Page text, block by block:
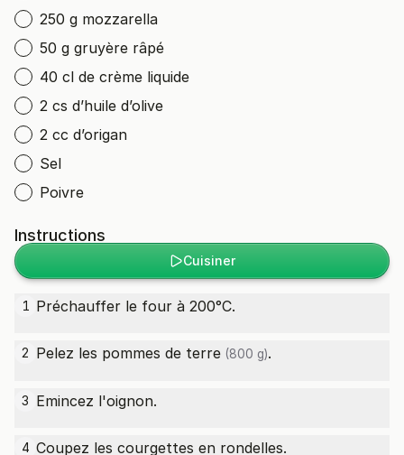
250 g mozzarella
50 g gruyère râpé
40 cl de crème liquide
2 cs d’huile d’olive
2 cc d’origan
Sel
Poivre
Instructions
Cuisiner
1 Préchauffer le four à 200°C.
2 Pelez les pommes de terre (800 g).
3 Emincez l'oignon.
4 Coupez les courgettes en rondelles.